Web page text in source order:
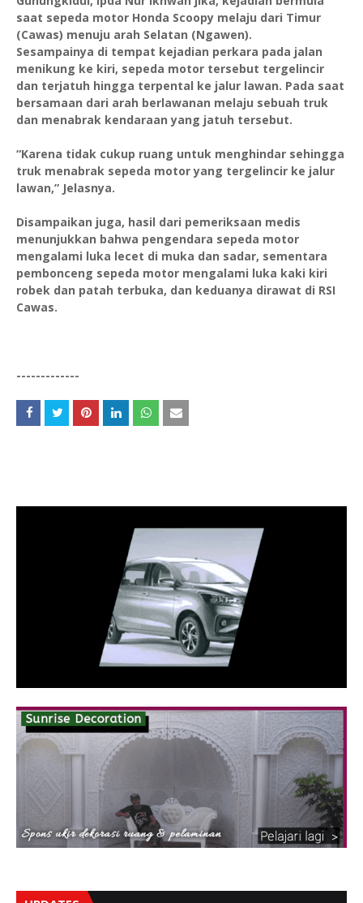
saat sepeda motor Honda Scoopy melaju dari Timur
(Cawas) menuju arah Selatan (Ngawen).
Sesampainya di tempat kejadian perkara pada jalan
menikung ke kiri, sepeda motor tersebut tergelincir
dan terjatuh hingga terpental ke jalur lawan. Pada saat
bersamaan dari arah berlawanan melaju sebuah truk
dan menabrak kendaraan yang jatuh tersebut.
“Karena tidak cukup ruang untuk menghindar sehingga
truk menabrak sepeda motor yang tergelincir ke jalur
lawan,” Jelasnya.
Disampaikan juga, hasil dari pemeriksaan medis
menunjukkan bahwa pengendara sepeda motor
mengalami luka lecet di muka dan sadar, sementara
pembonceng sepeda motor mengalami luka kaki kiri
robek dan patah terbuka, dan keduanya dirawat di RSI
Cawas.
-------------